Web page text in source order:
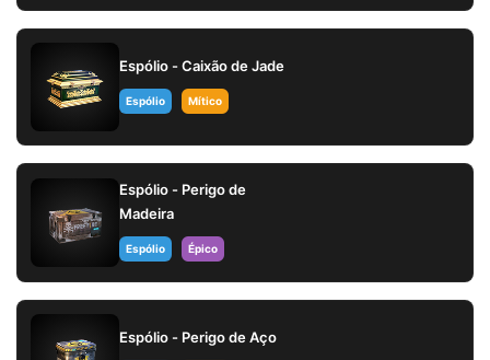
Espólio - Caixão de Jade
Espólio Mítico
Espólio - Perigo de
Madeira
Espólio Épico
Espólio - Perigo de Aço